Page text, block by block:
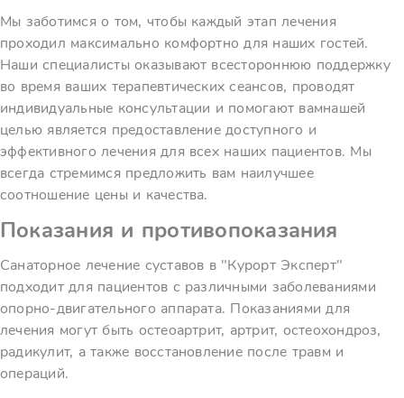
Мы заботимся о том, чтобы каждый этап лечения
проходил максимально комфортно для наших гостей.
Наши специалисты оказывают всестороннюю поддержку
во время ваших терапевтических сеансов, проводят
индивидуальные консультации и помогают вамнашей
целью является предоставление доступного и
эффективного лечения для всех наших пациентов. Мы
всегда стремимся предложить вам наилучшее
соотношение цены и качества.
Показания и противопоказания
Санаторное лечение суставов в "Курорт Эксперт"
подходит для пациентов с различными заболеваниями
опорно-двигательного аппарата. Показаниями для
лечения могут быть остеоартрит, артрит, остеохондроз,
радикулит, а также восстановление после травм и
операций.